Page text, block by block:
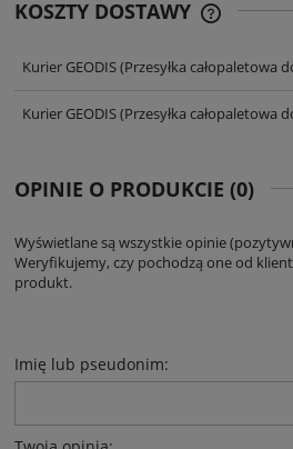
KOSZTY DOSTAWY
Kurier GEODIS(Przesyłka całopaletowa
Kurier GEODIS(Przesyłka całopaletowa
OPINIE O PRODUKCIE (0)
Wyświetlane są wszystkie opinie
Weryfikujemy, czy pochodzą one od
produkt.
Imię lub pseudonim: